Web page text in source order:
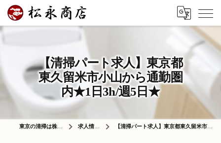
【清掃パート求人】東京都
東久留米市小山から通勤圏
内★1日3h/週5日★
東京の清掃は株式会社松永商店 求人情報ブログ 【清掃パート求人】東京都東久留米市小山から通勤圏内★1日3h/週5日★